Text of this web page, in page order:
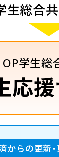
生総合
OP学生総
応
からの更新